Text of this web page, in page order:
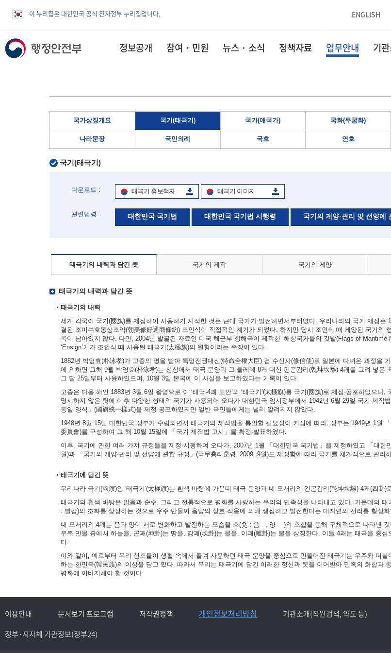
이 누리집은 대한민국 공식 전자정부 누리집입니다. ENGLISH
정보공개 참여 · 민원 뉴스 · 소식 정책자료 업무안내 기
국가상징개요 국기(태극기) 국가(애국가) 국화(무궁화)
나라문장 국민의례 국호 연호
국기(태극기)
다운로드 : 태극기 홍보책자 태극기 이미지
관련법령 : 대한민국 국기법 대한민국 국기법 시행령 국기의 게양·관리 및 선양에
태극기의 내력과 담긴 뜻 국기의 제작 국기의 게양
태극기의 내력과 담긴 뜻
태극기의 내력
세계 각국이 국기(國旗)를 제정하여 사용하기 시작한 것은 근대 국가가 발전하면서부터였다. 우리나라의 국기 제정은
결된 조미수호통상조약(朝美修好通商條約) 조인식이 직접적인 계기가 되었다. 하지만 당시 조인식 때 게양된 국기의
록이 남아있지 않다. 다만, 2004년 발굴된 자료인 미국 해군부 항해국이 제작한 ‘해상국가들의 깃발(Flags of Maritime
‘Ensign’기가 조인식 때 사용된 태극기(太極旗)의 원형이라는 주장이 있다.
1882년 박영효(朴泳孝)가 고종의 명을 받아 특명전권대신(特命全權大臣) 겸 수신사(修信使)로 일본에 다녀온 과정을 기
에 의하면 그해 9월 박영효(朴泳孝)는 선상에서 태극 문양과 그 둘레에 8괘 대신 건곤감리(乾坤坎離) 4괘를 그려 넣은 ‘
그 달 25일부터 사용하였으며, 10월 3일 본국에 이 사실을 보고하였다는 기록이 있다.
고종은 다음 해인 1883년 3월 6일 왕명으로 이 ‘태극·4괘 도안’의 ‘태극기’(太極旗)를 국기(國旗)로 제정·공포하였으나,
명시하지 않은 탓에 이후 다양한 형태의 국기가 사용되어 오다가 대한민국 임시정부에서 1942년 6월 29일 국기 제작
통일 양식」(國旗統一樣式)을 제정·공포하였지만 일반 국민들에게는 널리 알려지지 않았다.
1948년 8월 15일 대한민국 정부가 수립되면서 태극기의 제작법을 통일할 필요성이 커짐에 따라, 정부는 1949년 1월
委員會)를 구성하여 그 해 10월 15일에 「국기 제작법 고시」를 확정·발표하였다.
이후, 국기에 관한 여러 가지 규정들을 제정·시행하여 오다가, 2007년 1월 「대한민국 국기법」을 제정하였고 「대한
월)과 「국기의 게양·관리 및 선양에 관한 규정」(국무총리훈령, 2009. 9월)도 제정함에 따라 국기를 체계적으로 관리
태극기에 담긴 뜻
우리나라 국기(國旗)인 '태극기'(太極旗)는 흰색 바탕에 가운데 태극 문양과 네 모서리의 건곤감리(乾坤坎離) 4괘(四卦)
태극기의 흰색 바탕은 밝음과 순수, 그리고 전통적으로 평화를 사랑하는 우리의 민족성을 나타내고 있다. 가운데의
: 빨강)의 조화를 상징하는 것으로 우주 만물이 음양의 상호 작용에 의해 생성하고 발전한다는 대자연의 진리를 형상
네 모서리의 4괘는 음과 양이 서로 변화하고 발전하는 모습을 효(爻 : 음 --, 양 ―)의 조합을 통해 구체적으로 나타낸
우주 만물 중에서 하늘을, 곤괘(坤卦)는 땅을, 감괘(坎卦)는 물을, 이괘(離卦)는 불을 상징한다. 이들 4괘는 태극을 중심
다.
이와 같이, 예로부터 우리 선조들이 생활 속에서 즐겨 사용하던 태극 문양을 중심으로 만들어진 태극기는 우주와 더불
하는 한민족(韓民族)의 이상을 담고 있다. 따라서 우리는 태극기에 담긴 이러한 정신과 뜻을 이어받아 민족의 화합과
평화에 이바지해야 할 것이다.
이용안내 문서보기 프로그램 저작권정책 개인정보처리방침
기관소개(직원검색, 약도 등)
정부·지자체 기관정보(정부24)